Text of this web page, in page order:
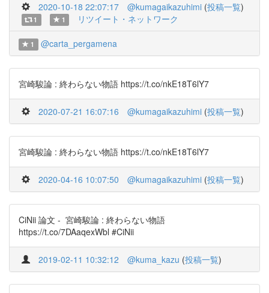
2020-10-18 22:07:17 @kumagaikazuhimi (投稿一覧)
1 1 リツイート・ネットワーク
1 @carta_pergamena
宮崎駿論 : 終わらない物語 https://t.co/nkE18T6lY7
2020-07-21 16:07:16 @kumagaikazuhimi (投稿一覧)
宮崎駿論 : 終わらない物語 https://t.co/nkE18T6lY7
2020-04-16 10:07:50 @kumagaikazuhimi (投稿一覧)
CiNii 論文 - 宮崎駿論 : 終わらない物語
https://t.co/7DAaqexWbl #CiNii
2019-02-11 10:32:12 @kuma_kazu (投稿一覧)